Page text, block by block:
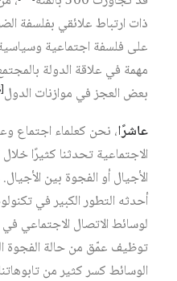
ذات ارتباط علائقي بفلسفة
على فلسفة اجتماعية
مهمة في علاقة الدولة
بعض العجز في موازنات الدول[18]
عاشرًا، نحن كعلماء اجتماع
الاجتماعية تحدثنا كثيرًا
الأجيال أو الفجوة بين
أحدثه التطور الكبير في
لوسائط الاتصال الاجتماعي في
توظيف عمّق من حالة الفجوة
الوسائط كسر كثير من